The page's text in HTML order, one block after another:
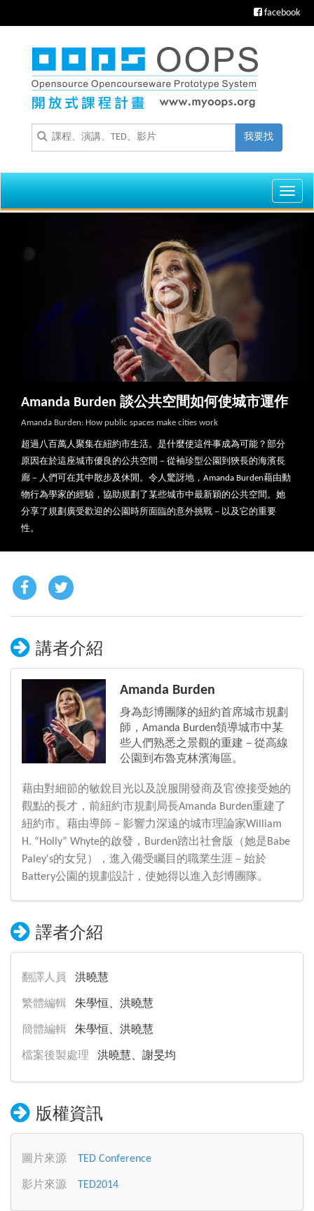
facebook
我要找
Amanda Burden 談公共空間如何使城市運作
Amanda Burden: How public spaces make cities work
超過八百萬人聚集在紐約市生活。是什麼使這件事成為可能？部分
原因在於這座城市優良的公共空間－從袖珍型公園到狹長的海濱長
廊－人們可在其中散步及休閒。令人驚訝地，Amanda Burden藉由動
物行為學家的經驗，協助規劃了某些城市中最新穎的公共空間。她
分享了規劃廣受歡迎的公園時所面臨的意外挑戰－以及它的重要
性。
講者介紹
Amanda Burden
身為彭博團隊的紐約首席城市規劃
師，Amanda Burden領導城市中某
些人們熟悉之景觀的重建－從高線
公園到布魯克林濱海區。
藉由對細節的敏銳目光以及說服開發商及官僚接受她的
觀點的長才，前紐約市規劃局長Amanda Burden重建了
紐約市。藉由導師－影響力深遠的城市理論家William
H. “Holly” Whyte的啟發，Burden踏出社會版（她是Babe
Paley's的女兒），進入備受矚目的職業生涯－始於
Battery公園的規劃設計，使她得以進入彭博團隊。
譯者介紹
翻譯人員 洪曉慧
繁體編輯 朱學恒、洪曉慧
簡體編輯 朱學恒、洪曉慧
檔案後製處理 洪曉慧、謝旻均
版權資訊
圖片來源 TED Conference
影片來源 TED2014